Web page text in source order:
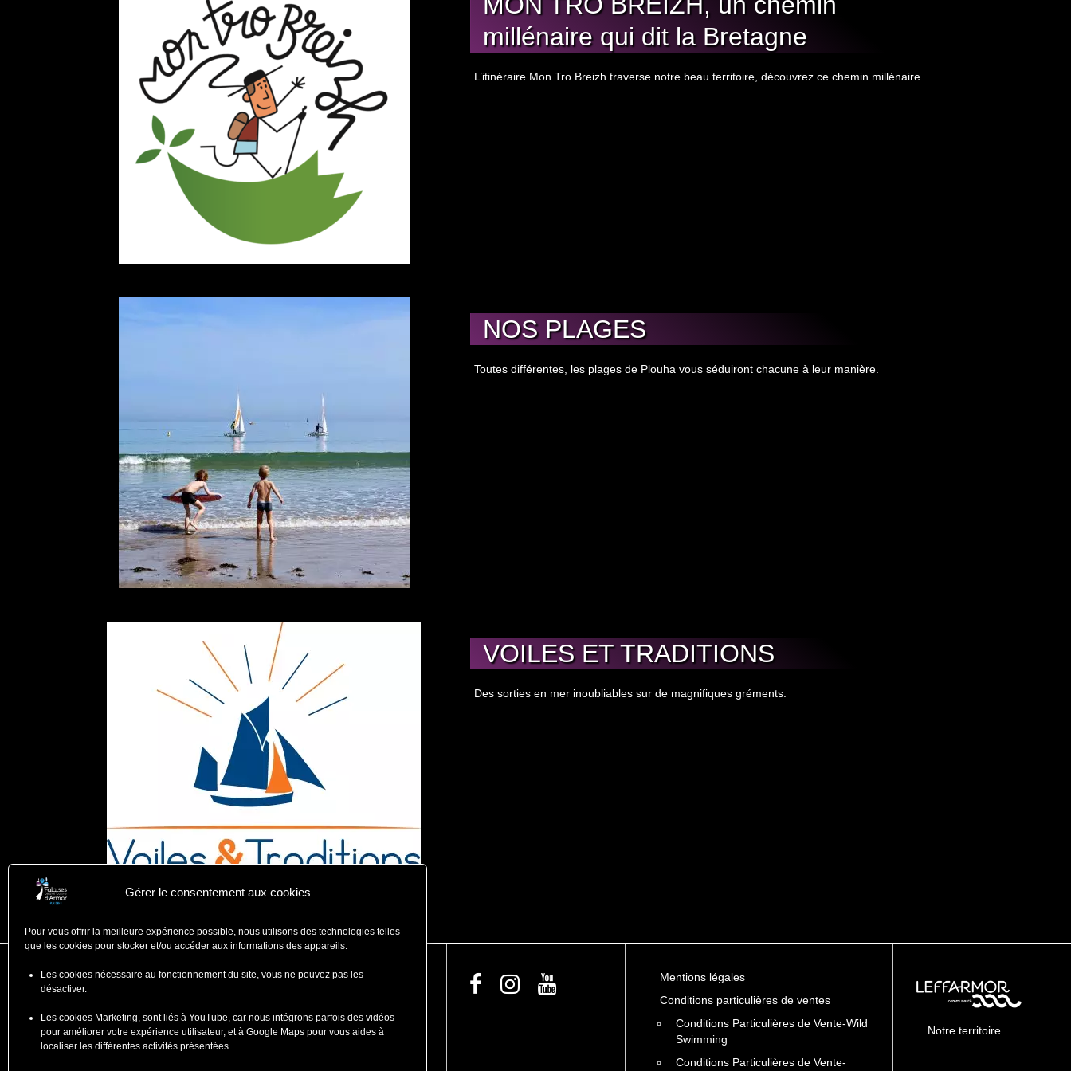
Gérer le consentement aux cookies
Pour vous offrir la meilleure expérience possible, nous utilisons des technologies telles
que les cookies pour stocker et/ou accéder aux informations des appareils.
Les cookies nécessaire au fonctionnement du site, vous ne pouvez pas les
désactiver.
Les cookies Marketing, sont liés à YouTube, car nous intégrons parfois des vidéos
pour améliorer votre expérience utilisateur, et à Google Maps pour vous aides à
localiser les différentes activités présentées.
Téléchargement documentation
Bienvenue à l’Office de Tourisme ! : Nos services
Nos bureaux d’accueil
Plaisir d’un cadeau : Notre boutique
millénaire qui dit la Bretagne
L’itinéraire Mon Tro Breizh traverse notre beau territoire, découvrez ce chemin millénaire.
NOS PLAGES
Toutes différentes, les plages de Plouha vous séduiront chacune à leur manière.
VOILES ET TRADITIONS
Des sorties en mer inoubliables sur de magnifiques gréments.
Falaises d'Armor
ZA du Ponlo, 22290 LANVOLLON
Côtes d'Armor - Bretagne
Mentions légales
Conditions particulières de ventes
Conditions Particulières de Vente-Wild
Swimming
Conditions Particulières de Vente-
Notre territoire